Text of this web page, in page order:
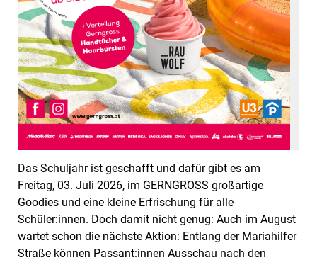
Das Schuljahr ist geschafft und dafür gibt es am
Freitag, 03. Juli 2026, im GERNGROSS großartige
Goodies und eine kleine Erfrischung für alle
Schüler:innen. Doch damit nicht genug: Auch im August
wartet schon die nächste Aktion: Entlang der Mariahilfer
Straße können Passant:innen Ausschau nach den